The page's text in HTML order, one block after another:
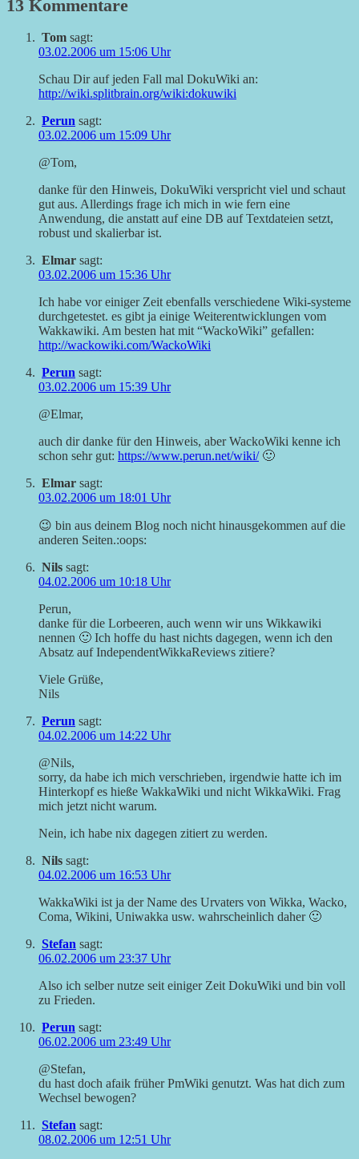
13 Kommentare
Tom sagt:
03.02.2006 um 15:06 Uhr
Schau Dir auf jeden Fall mal DokuWiki an:
http://wiki.splitbrain.org/wiki:dokuwiki
Perun sagt:
03.02.2006 um 15:09 Uhr
@Tom,
danke für den Hinweis, DokuWiki verspricht viel und schaut
gut aus. Allerdings frage ich mich in wie fern eine
Anwendung, die anstatt auf eine DB auf Textdateien setzt,
robust und skalierbar ist.
Elmar sagt:
03.02.2006 um 15:36 Uhr
Ich habe vor einiger Zeit ebenfalls verschiedene Wiki-systeme
durchgetestet. es gibt ja einige Weiterentwicklungen vom
Wakkawiki. Am besten hat mit “WackoWiki” gefallen:
http://wackowiki.com/WackoWiki
Perun sagt:
03.02.2006 um 15:39 Uhr
@Elmar,
auch dir danke für den Hinweis, aber WackoWiki kenne ich
schon sehr gut: https://www.perun.net/wiki/🙂
Elmar sagt:
03.02.2006 um 18:01 Uhr
😉 bin aus deinem Blog noch nicht hinausgekommen auf die
anderen Seiten.:oops:
Nils sagt:
04.02.2006 um 10:18 Uhr
Perun,
danke für die Lorbeeren, auch wenn wir uns Wikkawiki
nennen 🙂 Ich hoffe du hast nichts dagegen, wenn ich den
Absatz auf IndependentWikkaReviews zitiere?
Viele Grüße,
Nils
Perun sagt:
04.02.2006 um 14:22 Uhr
@Nils,
sorry, da habe ich mich verschrieben, irgendwie hatte ich im
Hinterkopf es hieße WakkaWiki und nicht WikkaWiki. Frag
mich jetzt nicht warum.
Nein, ich habe nix dagegen zitiert zu werden.
Nils sagt:
04.02.2006 um 16:53 Uhr
WakkaWiki ist ja der Name des Urvaters von Wikka, Wacko,
Coma, Wikini, Uniwakka usw. wahrscheinlich daher 🙂
Stefan sagt:
06.02.2006 um 23:37 Uhr
Also ich selber nutze seit einiger Zeit DokuWiki und bin voll
zu Frieden.
Perun sagt:
06.02.2006 um 23:49 Uhr
@Stefan,
du hast doch afaik früher PmWiki genutzt. Was hat dich zum
Wechsel bewogen?
Stefan sagt:
08.02.2006 um 12:51 Uhr